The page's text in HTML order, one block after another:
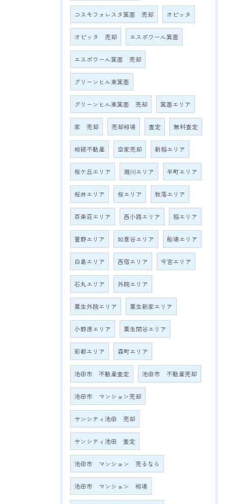
コスモフォレスタ箕面 売却 オピッタ
オピッタ 売却 エスポワール箕面
エスポワール箕面 売却
グリーンヒル東箕面
グリーンヒル東箕面 売却 箕面エリア
家 売却 売却相場 査定 無料査定
相続不動産 空家売却 新稲エリア
桜ケ丘エリア 瀬川エリア 半町エリア
桜井エリア 桜エリア 牧落エリア
百楽荘エリア 西小路エリア 稲エリア
萱野エリア 如意谷エリア 船場エリア
白島エリア 西宿エリア 今宮エリア
石丸エリア 外院エリア
粟生外院エリア 粟生新家エリア
小野原エリア 粟生間谷エリア
彩都エリア 森町エリア
池田市 不動産査定 池田市 不動産売却
池田市 マンション売却
サンシティ池田 売却
サンシティ池田 査定
池田市 マンション 売るなら
池田市 マンション 相場